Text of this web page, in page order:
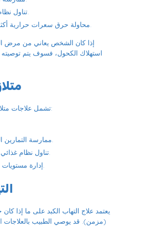
تناول نظام غذائي متوازن.
محاولة حرق سعرات حرارية أكثر مما يتم تناوله.
إذا كان الشخص يعاني من مرض
استهلاك الكحول، فسوف يتم توصيته
تشمل علاجات متلازمة الأيض ما يلي:
ممارسة التمارين الرياضية بانتظام.
تناول نظام غذائي صحي ومتوازن.
إدارة مستويات السكر في الدم.
يعتمد علاج التهاب الكبد على ما إذا كان
(مزمن). قد يوصي الطبيب بالعلاجات